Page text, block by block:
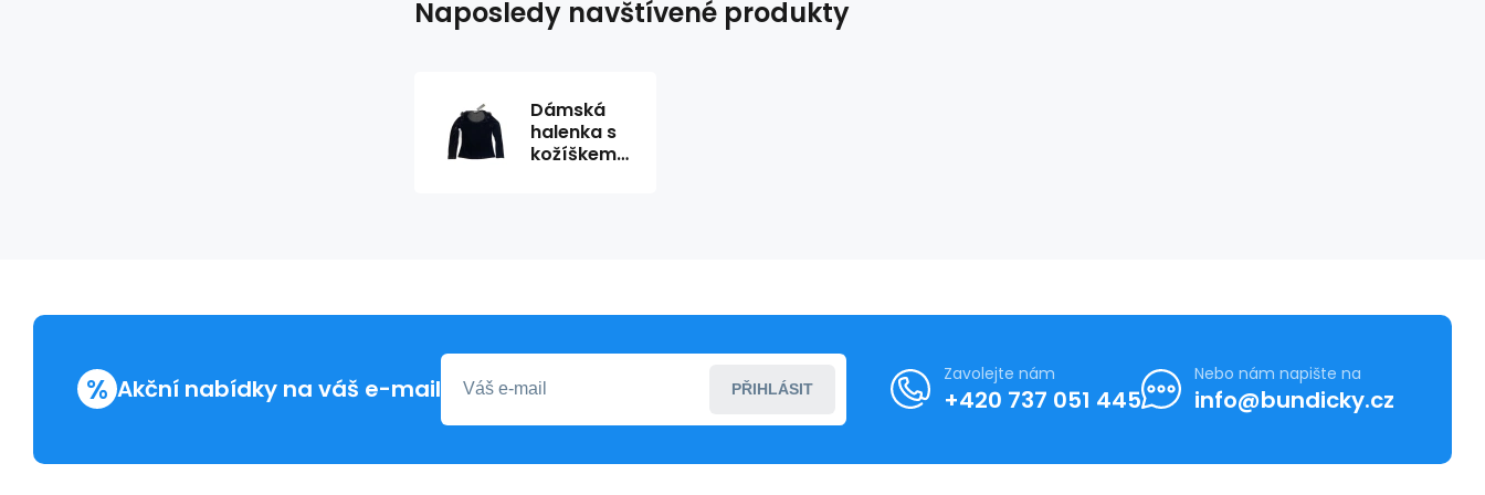
Naposledy navštívené produkty
Dámská
halenka s
kožíškem
% Akční nabídky na váš e-mail PŘIHLÁSIT
Zavolejte nám
+420 737 051 445
Nebo nám napište na
info@bundicky.cz